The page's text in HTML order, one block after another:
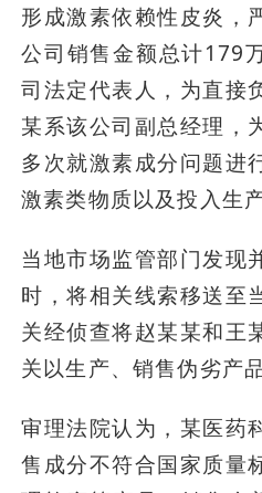
形成激素依赖性皮炎，
公司销售金额总计179
司法定代表人，为直接
某系该公司副总经理，
多次就激素成分问题进
激素类物质以及投入生
当地市场监管部门发现
时，将相关线索移送至
关经侦查将赵某某和王
关以生产、销售伪劣产
审理法院认为，某医药
售成分不符合国家质量